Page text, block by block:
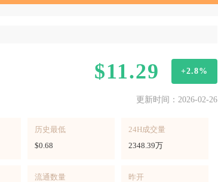
$11.29 +2.8%
更新时间：2026-02-26
历史最低
$0.68
24H成交量
2348.39万
流通数量
昨开